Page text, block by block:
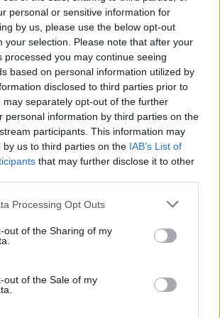
personal or sensitive information for
by us, please use the below opt-out
your selection. Please note that after your
processed you may continue seeing
based on personal information utilized by
disclosed to third parties prior to
may separately opt-out of the further
personal information by third parties on the
participants. This information may
by us to third parties on the IAB’s List of
that may further disclose it to other
website/app uses one or more Google
visit or usage behaviour. You may click to
to Google and its third-party tags to
below specified purposes in below Google
Processing Opt Outs
out of the Sharing of my
out of the Sale of my
a neurális hálózat
megpróbálja úgy vezetni az
az ember vezeti” – mondta, és
„digitális neurális
kameráknak” nevezte.
Elon Musk behálózta Izraelt: a zsidó
nélküli, érzékeny autó